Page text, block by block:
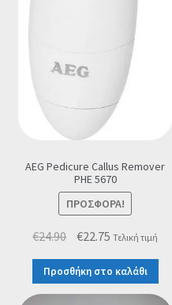
AEG Pedicure Callus Remover
PHE 5670
ΠΡΟΣΦΟΡΆ!
€24.90 Original
was:
€24.90.
€22.75 Η
τιμή
είναι:
Τελική τιμή
Προσθήκη στο καλάθι